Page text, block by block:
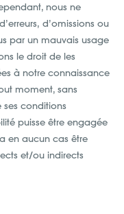
nous ne
d’omissions ou
par un mauvais usage
le droit de les
à notre connaissance
moment, sans
ses conditions
puisse être engagée
en aucun cas être
et/ou indirects